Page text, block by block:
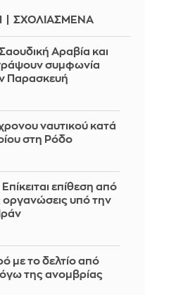
ΣΧΟΛΙΑΣΜΕΝΑ
Αραβία και
συμφωνία
Παρασκευή
ναυτικού κατά
στη Ρόδο
επίθεση από
οργανώσεις υπό την
με το δελτίο από
της ανομβρίας